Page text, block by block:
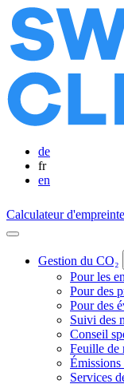
de
fr
en
Calculateur d'empreinte
Gestion du CO₂
Pour les
Pour des
Pour des
Suivi des
Conseil
Feuille de
Émissions
Services